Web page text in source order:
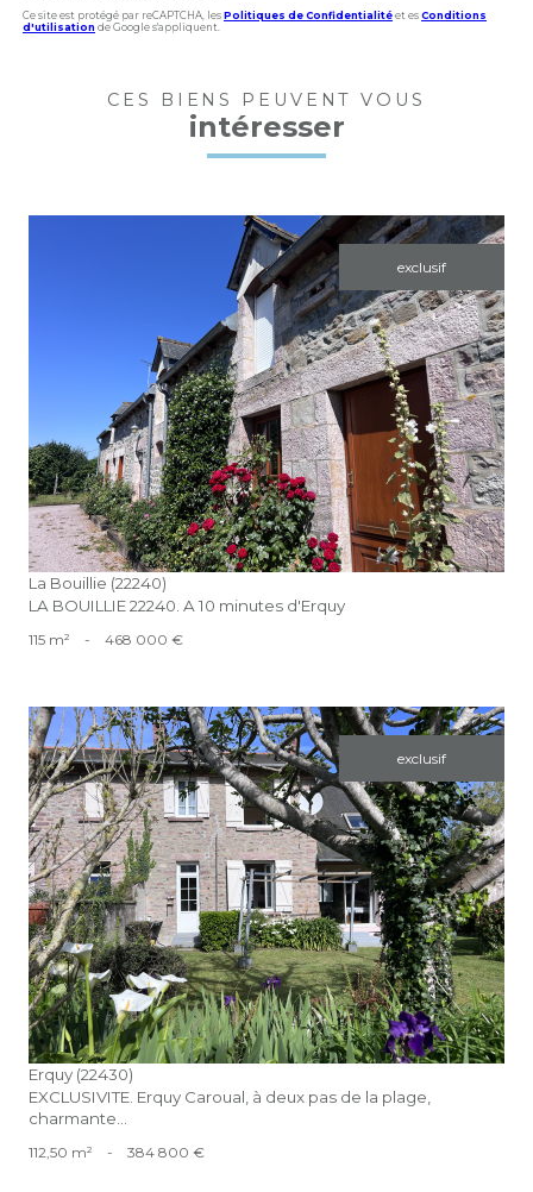
Ce site est protégé par reCAPTCHA, les Politiques de Confidentialité et es Conditions
d'utilisation de Google s'appliquent.
CES BIENS PEUVENT VOUS
intéresser
exclusif
voir le bien
La Bouillie (22240)
LA BOUILLIE 22240. A 10 minutes d'Erquy
115 m² - 468 000 €
exclusif
voir le bien
Erquy (22430)
EXCLUSIVITE. Erquy Caroual, à deux pas de la plage,
charmante...
112,50 m² - 384 800 €